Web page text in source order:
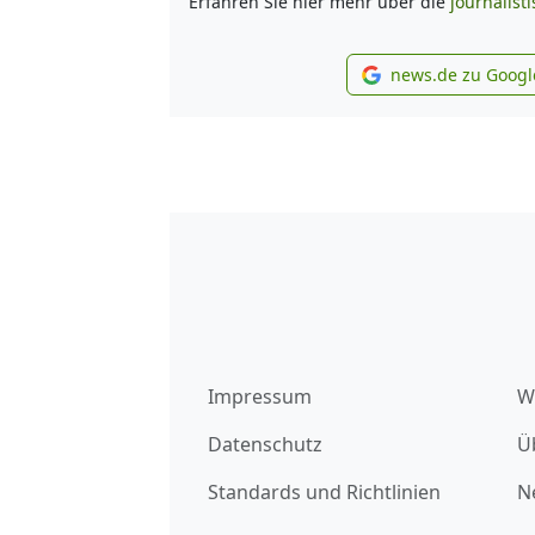
news.de zu
Impressum
Datenschutz
Standards und Richtlinien